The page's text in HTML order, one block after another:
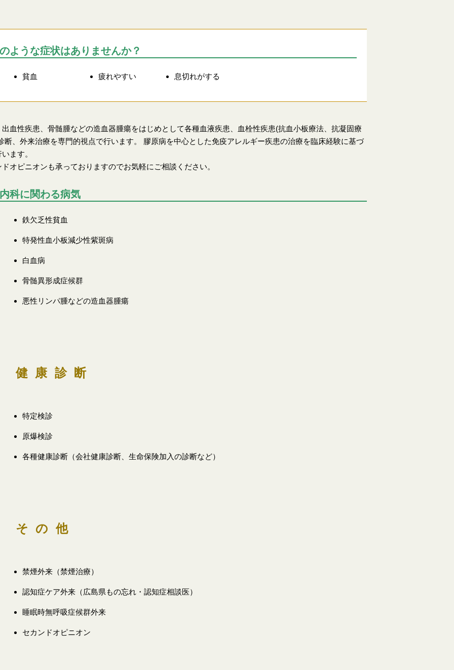
ような症状はありませんか？
貧血 疲れやすい 息切れがする
出血性疾患、骨髄腫などの造血器腫瘍をはじめとして各種血液疾患、血栓性疾患(抗血小板療法、抗凝固療
断、外来治療を専門的視点で行います。 膠原病を中心とした免疫アレルギー疾患の治療を臨床経験に基づ
ます。
オピニオンも承っておりますのでお気軽にご相談ください。
科に関わる病気
鉄欠乏性貧血
特発性血小板減少性紫斑病
白血病
骨髄異形成症候群
悪性リンパ腫などの造血器腫瘍
健康診断
特定検診
原爆検診
各種健康診断（会社健康診断、生命保険加入の診断など）
その他
禁煙外来（禁煙治療）
認知症ケア外来（広島県もの忘れ・認知症相談医）
睡眠時無呼吸症候群外来
セカンドオピニオン